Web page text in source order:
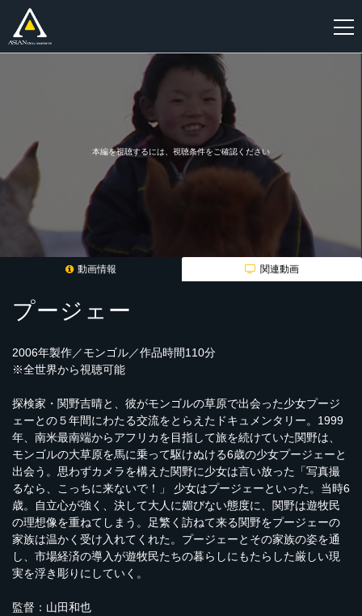
本編を視聴するには、視聴条件をご確認ください
動画情報 関連動画
プージェー
2006年製作／モンゴル／作品時間110分
※全世界から視聴可能
探検家・関野吉晴と、彼がモンゴルの草原で出会った少女プージ
ェーとの５年間にわたる交流をとらえたドキュメンタリー。1999
年、南米最南端からアフリカを目指して旅を続けていた関野は、
モンゴルの大草原を馬に乗って駆けぬける6歳の少女プージェーと
出会う。思わずカメラを構えた関野に少女は言い放った「写真撮
るなら、こっちに来ないで！」 少女はプージェーといった。当時6
歳。自立心が強く、決して大人に媚びない態度に、関野は遊牧民
の理想像を重ねてしまう。足繁く訪ねて来る関野をプージェーの
家族は温かく受け入れてくれた。プージェーとその家族の姿を通
し、市場経済の導入が遊牧民たちの暮らしにもたらした厳しい現
実を浮き彫りにしていく。
監督：山田和也